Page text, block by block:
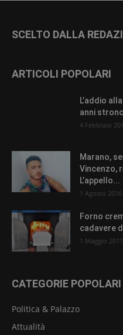
SCELTO DALLA
ARTICOLI POPOLARI
L’addio
anni
4 Febbraio
Marano,
Vincenzo,
L’appello...
1 Agosto 2016
Forno
cadavere
1 Maggio 2017
CATEGORIE POPOLARI
Politica & Palazzo
Attualità